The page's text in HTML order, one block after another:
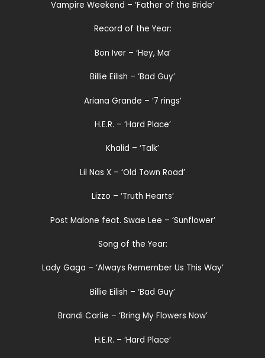
Vampire Weekend – ‘Father of the Bride’
Record of the Year:
Bon Iver – ‘Hey, Ma’
Billie Eilish – ‘Bad Guy’
Ariana Grande – ‘7 rings’
H.E.R. – ‘Hard Place’
Khalid – ‘Talk’
Lil Nas X – ‘Old Town Road’
Lizzo – ‘Truth Hearts’
Post Malone feat. Swae Lee – ‘Sunflower’
Song of the Year:
Lady Gaga – ‘Always Remember Us This Way’
Billie Eilish – ‘Bad Guy’
Brandi Carlie – ‘Bring My Flowers Now’
H.E.R. – ‘Hard Place’